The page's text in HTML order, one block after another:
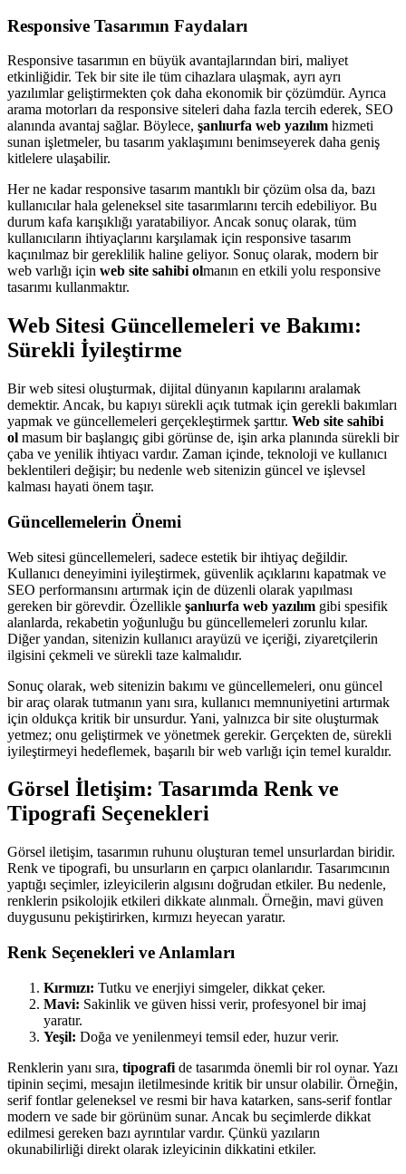
Responsive Tasarımın Faydaları
Responsive tasarımın en büyük avantajlarından biri, maliyet
etkinliğidir. Tek bir site ile tüm cihazlara ulaşmak, ayrı ayrı
yazılımlar geliştirmekten çok daha ekonomik bir çözümdür. Ayrıca
arama motorları da responsive siteleri daha fazla tercih ederek, SEO
alanında avantaj sağlar. Böylece, şanlıurfa web yazılım hizmeti
sunan işletmeler, bu tasarım yaklaşımını benimseyerek daha geniş
kitlelere ulaşabilir.
Her ne kadar responsive tasarım mantıklı bir çözüm olsa da, bazı
kullanıcılar hala geleneksel site tasarımlarını tercih edebiliyor. Bu
durum kafa karışıklığı yaratabiliyor. Ancak sonuç olarak, tüm
kullanıcıların ihtiyaçlarını karşılamak için responsive tasarım
kaçınılmaz bir gereklilik haline geliyor. Sonuç olarak, modern bir
web varlığı için web site sahibi olmanın en etkili yolu responsive
tasarımı kullanmaktır.
Web Sitesi Güncellemeleri ve Bakımı:
Sürekli İyileştirme
Bir web sitesi oluşturmak, dijital dünyanın kapılarını aralamak
demektir. Ancak, bu kapıyı sürekli açık tutmak için gerekli bakımları
yapmak ve güncellemeleri gerçekleştirmek şarttır. Web site sahibi
ol masum bir başlangıç gibi görünse de, işin arka planında sürekli bir
çaba ve yenilik ihtiyacı vardır. Zaman içinde, teknoloji ve kullanıcı
beklentileri değişir; bu nedenle web sitenizin güncel ve işlevsel
kalması hayati önem taşır.
Güncellemelerin Önemi
Web sitesi güncellemeleri, sadece estetik bir ihtiyaç değildir.
Kullanıcı deneyimini iyileştirmek, güvenlik açıklarını kapatmak ve
SEO performansını artırmak için de düzenli olarak yapılması
gereken bir görevdir. Özellikle şanlıurfa web yazılım gibi spesifik
alanlarda, rekabetin yoğunluğu bu güncellemeleri zorunlu kılar.
Diğer yandan, sitenizin kullanıcı arayüzü ve içeriği, ziyaretçilerin
ilgisini çekmeli ve sürekli taze kalmalıdır.
Sonuç olarak, web sitenizin bakımı ve güncellemeleri, onu güncel
bir araç olarak tutmanın yanı sıra, kullanıcı memnuniyetini artırmak
için oldukça kritik bir unsurdur. Yani, yalnızca bir site oluşturmak
yetmez; onu geliştirmek ve yönetmek gerekir. Gerçekten de, sürekli
iyileştirmeyi hedeflemek, başarılı bir web varlığı için temel kuraldır.
Görsel İletişim: Tasarımda Renk ve
Tipografi Seçenekleri
Görsel iletişim, tasarımın ruhunu oluşturan temel unsurlardan biridir.
Renk ve tipografi, bu unsurların en çarpıcı olanlarıdır. Tasarımcının
yaptığı seçimler, izleyicilerin algısını doğrudan etkiler. Bu nedenle,
renklerin psikolojik etkileri dikkate alınmalı. Örneğin, mavi güven
duygusunu pekiştirirken, kırmızı heyecan yaratır.
Renk Seçenekleri ve Anlamları
Kırmızı: Tutku ve enerjiyi simgeler, dikkat çeker.
Mavi: Sakinlik ve güven hissi verir, profesyonel bir imaj
yaratır.
Yeşil: Doğa ve yenilenmeyi temsil eder, huzur verir.
Renklerin yanı sıra, tipografi de tasarımda önemli bir rol oynar. Yazı
tipinin seçimi, mesajın iletilmesinde kritik bir unsur olabilir. Örneğin,
serif fontlar geleneksel ve resmi bir hava katarken, sans-serif fontlar
modern ve sade bir görünüm sunar. Ancak bu seçimlerde dikkat
edilmesi gereken bazı ayrıntılar vardır. Çünkü yazıların
okunabilirliği direkt olarak izleyicinin dikkatini etkiler.